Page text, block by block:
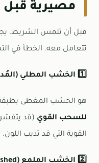
مصيرية قبل
قبل أن تلمس الشريط،
تتعامل معه. الخطأ في
1️⃣ الخشب المطلي (المُدهَن)
هو الخشب المغطى بطبقة
للسحب القوي (قد
القوية التي قد تذيب اللون.
2️⃣ الخشب الملمع (Varnished)